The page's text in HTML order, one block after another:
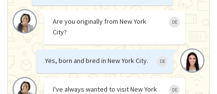
Are you originally from New York
City?
DE
Yes, born and bred in New York City. DE
I've always wanted to visit New York
DE